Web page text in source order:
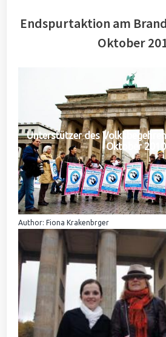
Endspurtaktion am
Oktober
Unterstützer des
Oktober 2010
Author: Fiona Krakenbrger